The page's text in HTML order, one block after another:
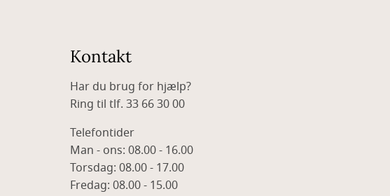
Kontakt
Har du brug for hjælp?
Ring til tlf. 33 66 30 00
Telefontider
Man - ons: 08.00 - 16.00
Torsdag: 08.00 - 17.00
Fredag: 08.00 - 15.00